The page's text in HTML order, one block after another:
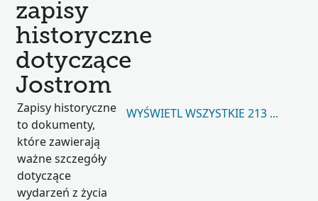
zapisy
historyczne
dotyczące
Jostrom
Zapisy historyczne
to dokumenty,
które zawierają
ważne szczegóły
dotyczące
wydarzeń z życia
WYŚWIETL WSZYSTKIE 213 494